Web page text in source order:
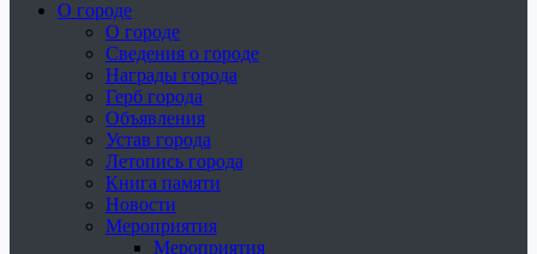
О городе
О городе
Сведения о городе
Награды города
Герб города
Объявления
Устав города
Летопись города
Книга памяти
Новости
Мероприятия
Мероприятия